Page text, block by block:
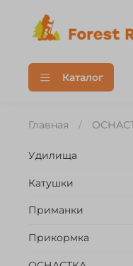
Каталог
Главная
Удилища
Катушки
Приманки
Прикормка